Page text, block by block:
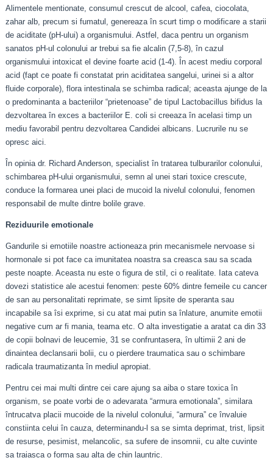
Alimentele mentionate, consumul crescut de alcool, cafea, ciocolata,
zahar alb, precum si fumatul, genereaza în scurt timp o modificare a starii
de aciditate (pH-ului) a organismului. Astfel, daca pentru un organism
sanatos pH-ul colonului ar trebui sa fie alcalin (7,5-8), în cazul
organismului intoxicat el devine foarte acid (1-4). În acest mediu corporal
acid (fapt ce poate fi constatat prin aciditatea sangelui, urinei si a altor
fluide corporale), flora intestinala se schimba radical; aceasta ajunge de la
o predominanta a bacteriilor “prietenoase” de tipul Lactobacillus bifidus la
dezvoltarea în exces a bacteriilor E. coli si creeaza în acelasi timp un
mediu favorabil pentru dezvoltarea Candidei albicans. Lucrurile nu se
opresc aici.
În opinia dr. Richard Anderson, specialist în tratarea tulburarilor colonului,
schimbarea pH-ului organismului, semn al unei stari toxice crescute,
conduce la formarea unei placi de mucoid la nivelul colonului, fenomen
responsabil de multe dintre bolile grave.
Reziduurile emotionale
Gandurile si emotiile noastre actioneaza prin mecanismele nervoase si
hormonale si pot face ca imunitatea noastra sa creasca sau sa scada
peste noapte. Aceasta nu este o figura de stil, ci o realitate. Iata cateva
dovezi statistice ale acestui fenomen: peste 60% dintre femeile cu cancer
de san au personalitati reprimate, se simt lipsite de speranta sau
incapabile sa îsi exprime, si cu atat mai putin sa înlature, anumite emotii
negative cum ar fi mania, teama etc. O alta investigatie a aratat ca din 33
de copii bolnavi de leucemie, 31 se confruntasera, în ultimii 2 ani de
dinaintea declansarii bolii, cu o pierdere traumatica sau o schimbare
radicala traumatizanta în mediul apropiat.
Pentru cei mai multi dintre cei care ajung sa aiba o stare toxica în
organism, se poate vorbi de o adevarata “armura emotionala”, similara
întrucatva placii mucoide de la nivelul colonului, “armura” ce învaluie
constiinta celui în cauza, determinandu-l sa se simta deprimat, trist, lipsit
de resurse, pesimist, melancolic, sa sufere de insomnii, cu alte cuvinte
sa traiasca o forma sau alta de chin launtric.